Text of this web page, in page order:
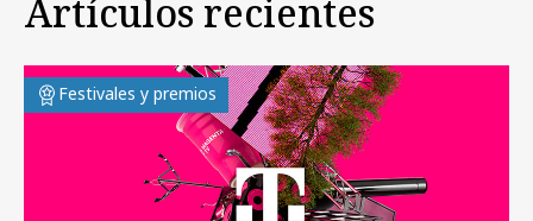
Artículos recientes
Festivales y premios